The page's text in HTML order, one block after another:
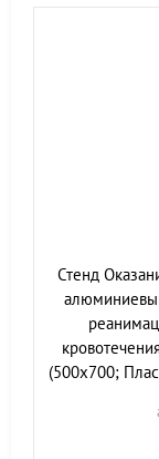
Стенд
(500х700;